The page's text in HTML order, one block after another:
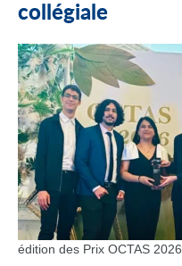
collégiale
édition des Prix OCTAS 2026.